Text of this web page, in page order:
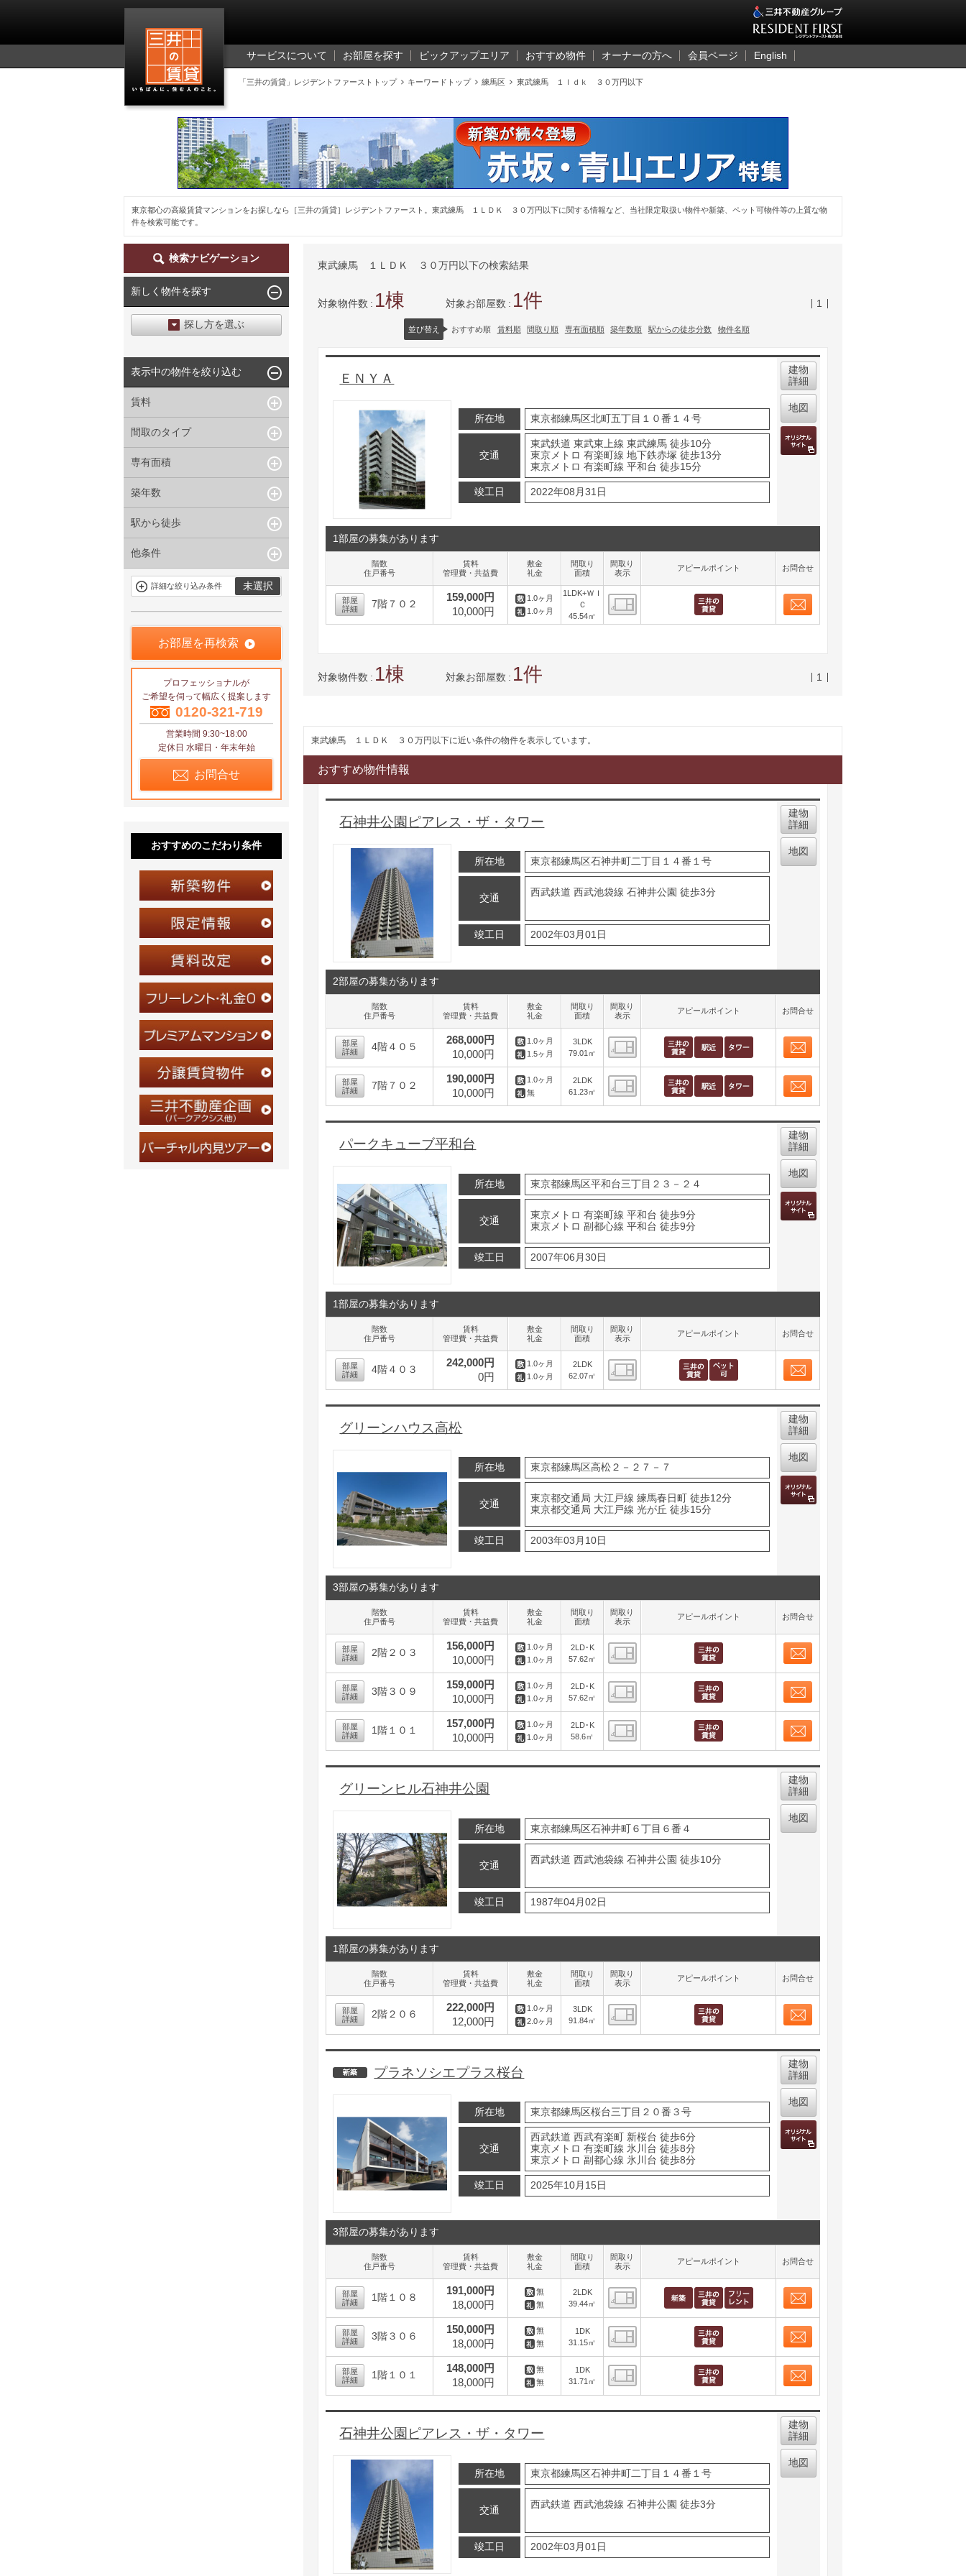
サービスについて お部屋を探す ピックアップエリア おすすめ物件 オーナーの方へ 会員ページ English
「三井の賃貸」レジデントファーストトップ  キーワードトップ  練馬区  東武練馬 １ｌｄｋ ３０万円以下
東京都心の高級賃貸マンションをお探しなら［三井の賃貸］レジデントファースト。東武練馬 １ＬＤＫ ３０万円以下に関する情報など、当社限定取扱い物件や新築、ペット可物件等の上質な物
件を検索可能です。
東武練馬 １ＬＤＫ ３０万円以下の検索結果
対象物件数 1 対象お部屋数 1 1
並び替え おすすめ順 賃料順 間取り順 専有面積順 築年数順 駅からの徒歩分数 物件名順
ＥＮＹＡ
所在地 東京都練馬区北町五丁目１０番１４号
交通
東武鉄道 東武東上線 東武練馬 徒歩10分
東京メトロ 有楽町線 地下鉄赤塚 徒歩13分
東京メトロ 有楽町線 平和台 徒歩15分
竣工日 2022年08月31日
建物
詳細
地図
1部屋の募集があります
階数
住戸番号
賃料
管理費・共益費
敷金
礼金
間取り
面積
間取り
表示
アピールポイント お問合せ
部屋
詳細
7階７０２
159,000円
10,000円
1.0ヶ月
1.0ヶ月
1LDK+ＷＩ
Ｃ
45.54㎡
間取り表示
対象物件数 1 対象お部屋数 1 1
東武練馬 １ＬＤＫ ３０万円以下に近い条件の物件を表示しています。
おすすめ物件情報
石神井公園ピアレス・ザ・タワー
所在地 東京都練馬区石神井町二丁目１４番１号
交通
西武鉄道 西武池袋線 石神井公園 徒歩3分
竣工日 2002年03月01日
建物
詳細
地図
2部屋の募集があります
階数
住戸番号
賃料
管理費・共益費
敷金
礼金
間取り
面積
間取り
表示
アピールポイント お問合せ
部屋
詳細
4階４０５
268,000円
10,000円
1.0ヶ月
1.5ヶ月
3LDK
79.01㎡
間取り表示
部屋
詳細
7階７０２
190,000円
10,000円
1.0ヶ月
無
2LDK
61.23㎡
間取り表示
パークキューブ平和台
所在地 東京都練馬区平和台三丁目２３－２４
交通
東京メトロ 有楽町線 平和台 徒歩9分
東京メトロ 副都心線 平和台 徒歩9分
竣工日 2007年06月30日
建物
詳細
地図
1部屋の募集があります
階数
住戸番号
賃料
管理費・共益費
敷金
礼金
間取り
面積
間取り
表示
アピールポイント お問合せ
部屋
詳細
4階４０３
242,000円
0円
1.0ヶ月
1.0ヶ月
2LDK
62.07㎡
間取り表示
グリーンハウス高松
所在地 東京都練馬区高松２－２７－７
交通
東京都交通局 大江戸線 練馬春日町 徒歩12分
東京都交通局 大江戸線 光が丘 徒歩15分
竣工日 2003年03月10日
建物
詳細
地図
3部屋の募集があります
階数
住戸番号
賃料
管理費・共益費
敷金
礼金
間取り
面積
間取り
表示
アピールポイント お問合せ
部屋
詳細
2階２０３
156,000円
10,000円
1.0ヶ月
1.0ヶ月
2LD･K
57.62㎡
間取り表示
部屋
詳細
3階３０９
159,000円
10,000円
1.0ヶ月
1.0ヶ月
2LD･K
57.62㎡
間取り表示
部屋
詳細
1階１０１
157,000円
10,000円
1.0ヶ月
1.0ヶ月
2LD･K
58.6㎡
間取り表示
グリーンヒル石神井公園
所在地 東京都練馬区石神井町６丁目６番４
交通
西武鉄道 西武池袋線 石神井公園 徒歩10分
竣工日 1987年04月02日
建物
詳細
地図
1部屋の募集があります
階数
住戸番号
賃料
管理費・共益費
敷金
礼金
間取り
面積
間取り
表示
アピールポイント お問合せ
部屋
詳細
2階２０６
222,000円
12,000円
1.0ヶ月
2.0ヶ月
3LDK
91.84㎡
間取り表示
新築
プラネソシエプラス桜台
所在地 東京都練馬区桜台三丁目２０番３号
交通
西武鉄道 西武有楽町 新桜台 徒歩6分
東京メトロ 有楽町線 氷川台 徒歩8分
東京メトロ 副都心線 氷川台 徒歩8分
竣工日 2025年10月15日
建物
詳細
地図
3部屋の募集があります
階数
住戸番号
賃料
管理費・共益費
敷金
礼金
間取り
面積
間取り
表示
アピールポイント お問合せ
部屋
詳細
1階１０８
191,000円
18,000円
無
無
2LDK
39.44㎡
間取り表示
部屋
詳細
3階３０６
150,000円
18,000円
無
無
1DK
31.15㎡
間取り表示
部屋
詳細
1階１０１
148,000円
18,000円
無
無
1DK
31.71㎡
間取り表示
石神井公園ピアレス・ザ・タワー
所在地 東京都練馬区石神井町二丁目１４番１号
交通
西武鉄道 西武池袋線 石神井公園 徒歩3分
竣工日 2002年03月01日
建物
詳細
地図
検索ナビゲーション
新しく物件を探す
探し方を選ぶ
区から探す
地図から探す
沿線から探す
表示中の物件を絞り込む
賃料
下限なし
礼金なし
敷金なし
礼金１ヶ月以下
フリーレント付き
間取のタイプ
1R〜1K
1DK〜1LDK
4LDK〜
専有面積
指定なし
築年数
指定なし
5年以内
15年以内
駅から徒歩
指定なし
10分以内
15分以内
他条件
駐車場有
当社限定物件
まない
件
申込無し物件
のみ表示
詳細な絞り込み条件 未選択
お部屋を再検索
プロフェッショナルが
ご希望を伺って幅広く提案します
0120-321-719
営業時間 9:30~18:00
定休日 水曜日・年末年始
お問合せ
おすすめのこだわり条件